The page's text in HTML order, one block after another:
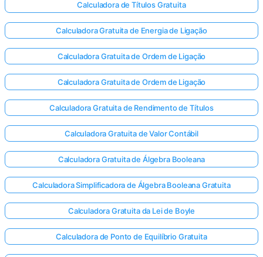
Calculadora de Títulos Gratuita
Calculadora Gratuita de Energia de Ligação
Calculadora Gratuita de Ordem de Ligação
Calculadora Gratuita de Ordem de Ligação
Calculadora Gratuita de Rendimento de Títulos
Calculadora Gratuita de Valor Contábil
Calculadora Gratuita de Álgebra Booleana
Calculadora Simplificadora de Álgebra Booleana Gratuita
Calculadora Gratuita da Lei de Boyle
Calculadora de Ponto de Equilíbrio Gratuita